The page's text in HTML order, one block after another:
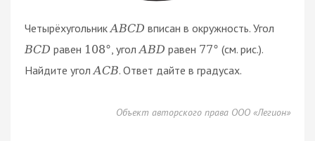
ЧетырёхугольникABCD вписан в окружность. Угол
BCD равен 108°, уголABD равен 77° (см. рис.).
Найдите уголACB. Ответ дайте в градусах.
Объект авторского права ООО «Легион»